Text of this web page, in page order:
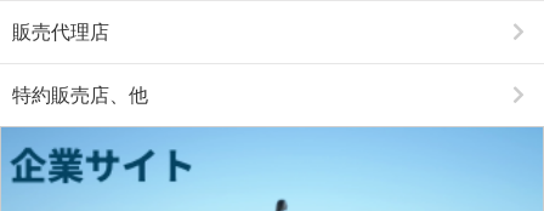
販売代理店
特約販売店、他